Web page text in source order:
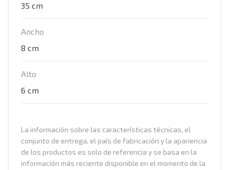
35 cm
Ancho
8 cm
Alto
6 cm
La información sobre las características técnicas, el
conjunto de entrega, el país de fabricación y la apariencia
de los productos es solo de referencia y se basa en la
información más reciente disponible en el momento de la